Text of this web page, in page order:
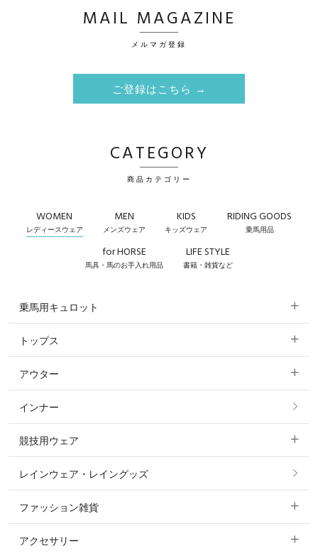
MAIL MAGAZINE
メルマガ登録
ご登録はこちら →
CATEGORY
商品カテゴリー
WOMEN
レディースウェア
MEN
メンズウェア
KIDS
キッズウェア
RIDING GOODS
乗馬用品
for HORSE
馬具・馬のお手入れ用品
LIFE STYLE
書籍・雑貨など
乗馬用キュロット
すべてのキュロット
フルグリップ・尻革 キュロット
ニーグリップ・膝革 キュロット
トップス
すべてのトップス
ポロシャツ
カットソー・Tシャツ・タンクトップ
パーカー・トレーナー・スウェット
アウター
すべてのアウター
コート
ジャケット・ブルゾン
インナー
競技用ウェア
すべての競技用ウェア
ショージャケット
ショーシャツ
レインウェア・レイングッズ
ファッション雑貨
すべてのファッション雑貨
アクセサリー